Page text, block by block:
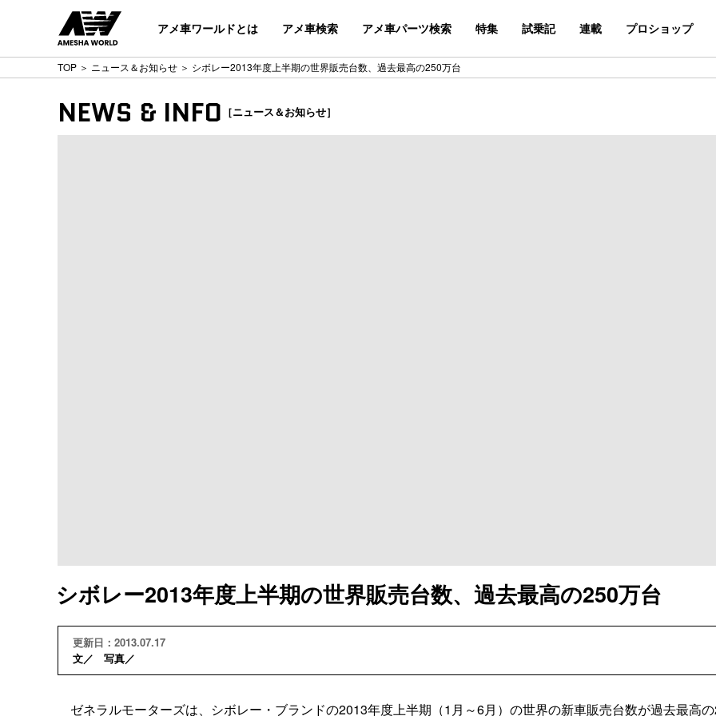
アメ車ワールドとは アメ車検索 アメ車パーツ検索 特集 試乗記 連載 プロショップ
TOP ＞ ニュース＆お知らせ ＞ シボレー2013年度上半期の世界販売台数、過去最高の250万台
NEWS & INFO ［ニュース＆お知らせ］
シボレー2013年度上半期の世界販売台数、過去最高の250万台
更新日：2013.07.17
文／ 写真／
ゼネラルモーターズは、シボレー・ブランドの2013年度上半期（1月～6月）の世界の新車販売台数が過去最高